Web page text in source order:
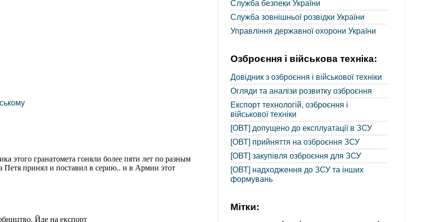
Служба безпеки України
Служба зовнішньої розвідки України
Управління державної охорони України
Озброєння і військова техніка:
Довідник з озброєння і військової техніки
Огляди та аналізи розвитку озброєння
Експорт технологій, озброєння і
військової техніки
[ОВТ] допущено до експлуатації в ЗСУ
[ОВТ] прийняття на озброєння ЗСУ
[ОВТ] закупівля озброєння для ЗСУ
[ОВТ] надходження до ЗСУ та інших
формувань
Мітки: